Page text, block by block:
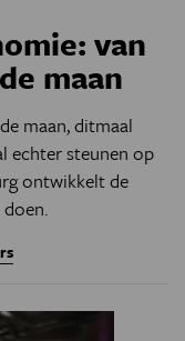
van
maan
maan, ditmaal
echter steunen op
ontwikkelt de